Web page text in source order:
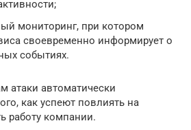
мониторинг, при котором
своевременно информирует о
событиях.
атаки автоматически
как успеют повлиять на
работу компании.